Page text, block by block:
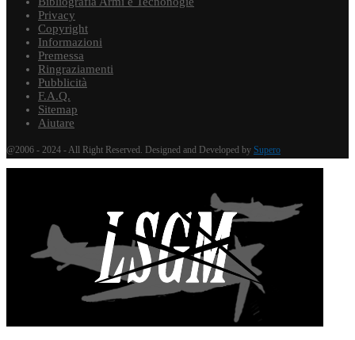
Privacy
Copyright
Informazioni
Premessa
Ringraziamenti
Pubblicità
F.A.Q.
Sitemap
Aiutare
@2006 - 2024 - All Right Reserved. Designed and Developed by Supero